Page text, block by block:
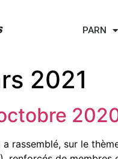
PARN
2021
rassemblé, sur le